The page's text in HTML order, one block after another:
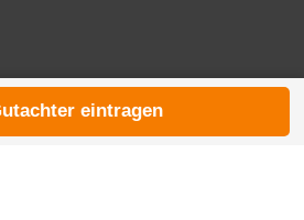
© 2026 die-kfzgutachter.de
eintragen